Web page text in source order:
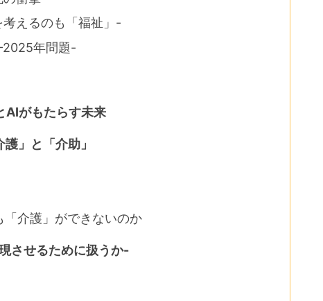
えるのも「福祉」-
年問題-
AIがもたらす未来
」と「介助」
介護」ができないのか
させるために扱うか-